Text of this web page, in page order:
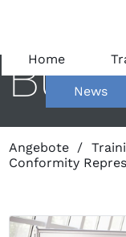
Home
News
Angebote /
Conformity